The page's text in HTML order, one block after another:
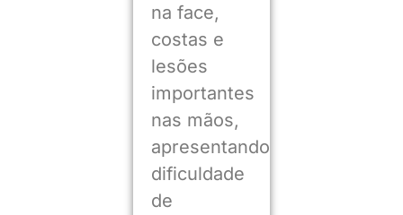
na face,
costas e
lesões
importantes
nas mãos,
apresentando
dificuldade
de